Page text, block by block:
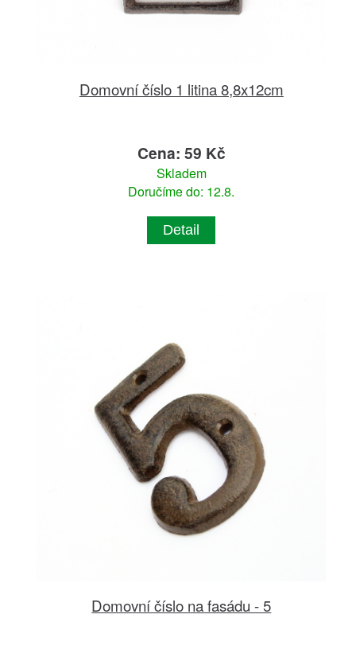
Domovní číslo 1 litina 8,8x12cm
Cena: 59 Kč
Skladem
Doručíme do: 12.8.
Detail
Domovní číslo na fasádu - 5